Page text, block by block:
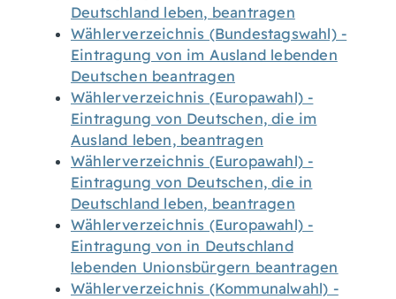
Deutschland leben, beantragen
Wählerverzeichnis (Bundestagswahl) -
Eintragung von im Ausland lebenden
Deutschen beantragen
Wählerverzeichnis (Europawahl) -
Eintragung von Deutschen, die im
Ausland leben, beantragen
Wählerverzeichnis (Europawahl) -
Eintragung von Deutschen, die in
Deutschland leben, beantragen
Wählerverzeichnis (Europawahl) -
Eintragung von in Deutschland
lebenden Unionsbürgern beantragen
Wählerverzeichnis (Kommunalwahl) -